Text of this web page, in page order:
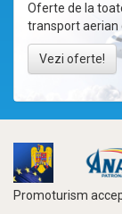
Oferte de la
transport aerian
Vezi oferte!
Promoturism